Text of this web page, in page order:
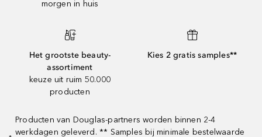
morgen in huis
Het grootste beauty-
assortiment
keuze uit ruim 50.000
producten
Kies 2 gratis samples**
Producten van Douglas-partners worden binnen 2-4
werkdagen geleverd. ** Samples bij minimale bestelwaarde